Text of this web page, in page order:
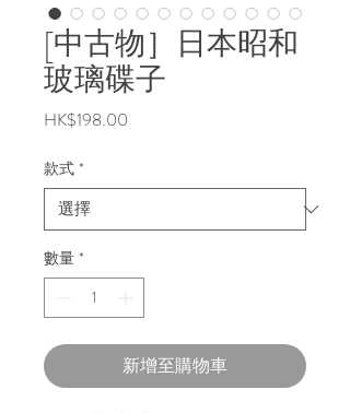
[中古物］日本昭和
玻璃碟子
HK$198.00
款式 *
數量 *
新增至購物車